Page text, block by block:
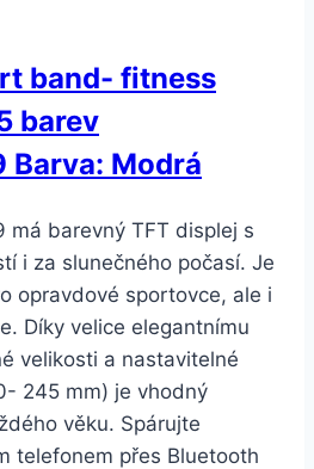
band- fitness
barev
Modrá
má barevný TFT displej s
i za slunečného počasí. Je
opravdové sportovce, ale i
Díky velice elegantnímu
velikosti a nastavitelné
245 mm) je vhodný
věku. Spárujte
telefonem přes Bluetooth